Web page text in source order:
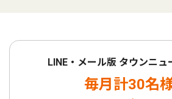
LINE・メール版 タウンニュ
毎月計30名